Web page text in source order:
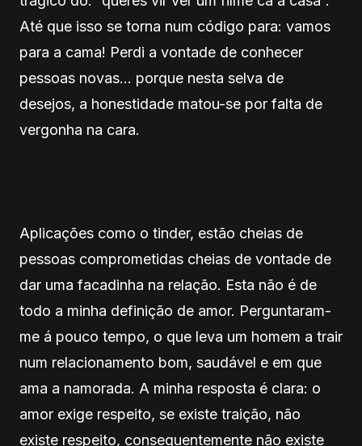
Até que isso se torna num código para: vamos
para a cama! Perdi a vontade de conhecer
pessoas novas… porque nesta selva de
desejos, a honestidade matou-se por falta de
vergonha na cara.
Aplicações como o tinder, estão cheias de
pessoas comprometidas cheias de vontade de
dar uma facadinha na relação. Esta não é de
todo a minha definição de amor. Perguntaram-
me á pouco tempo, o que leva um homem a trair
num relacionamento bom, saudável e em que
ama a namorada. A minha resposta é clara: o
amor exige respeito, se existe traição, não
existe respeito, consequentemente não existe